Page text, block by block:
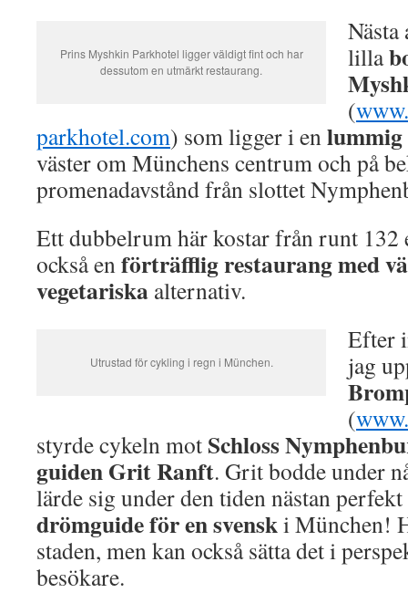
Prins Myshkin Parkhotel ligger väldigt fint och har
dessutom en utmärkt restaurang.
lilla
(
parkhotel.com) som ligger i en
väster om Münchens centrum och på
promenadavstånd från slottet
Ett dubbelrum här kostar från runt 132
också enförträfflig restaurang med
vegetariska alternativ.
Utrustad för cykling i regn i München.
Efter
jag
(
styrde cykeln mot Schloss
guiden Grit Ranft. Grit bodde under
lärde sig under den tiden nästan
drömguide för en svenski München!
staden, men kan också sätta det i
besökare.